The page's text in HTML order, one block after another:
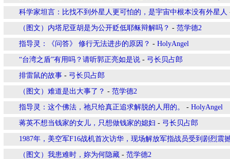
科学家坦言：比找不到外星人更可怕的，是宇宙中根本没有外星人
（图文）内塔尼亚胡是为公开贬低耶稣辩解吗？ - 范学德2
指导灵：《问答》 修行无法进步的原因？ - HolyAngel
“台湾之盾”有用吗？请听郭正亮如是说 - 弓长贝占郎
排雷鼠的故事 - 弓长贝占郎
（图文）难道是出大事了？ - 范学德2
指导灵：这个佛法，祂只给真正追求解脱的人用的。 - HolyAngel
蒋英不想当钱家的女儿，只想做钱家的媳妇 - 弓长贝占郎
1987年，美空军F16战机首次访华，现场解放军指战员受到剧烈震
（图文）我患难时，妳为何隐藏 - 范学德2